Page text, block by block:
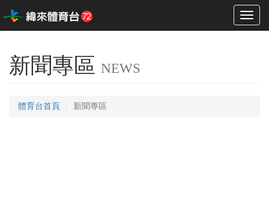
Toggle
新聞專區 NEWS
體育台首頁 新聞專區